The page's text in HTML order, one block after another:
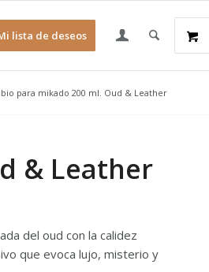
lista de deseos
para mikado 200 ml. Oud & Leather
& Leather
del oud con la calidez
que evoca lujo, misterio y